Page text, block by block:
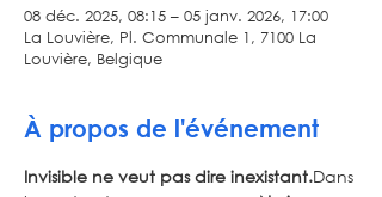
08 déc. 2025, 08:15 – 05 janv. 2026, 17:00
La Louvière, Pl. Communale 1, 7100 La
Louvière, Belgique
À propos de l'événement
Invisible ne veut pas dire inexistant.Dans